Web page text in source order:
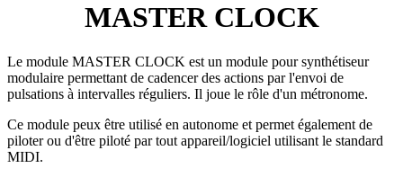
MASTER CLOCK
Le module MASTER CLOCK est un module pour synthétiseur
modulaire permettant de cadencer des actions par l'envoi de
pulsations à intervalles réguliers. Il joue le rôle d'un métronome.
Ce module peux être utilisé en autonome et permet également de
piloter ou d'être piloté par tout appareil/logiciel utilisant le standard
MIDI.